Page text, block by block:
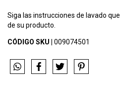
Siga las instrucciones de lavado
de su producto.
CÓDIGO SKU | 009074501